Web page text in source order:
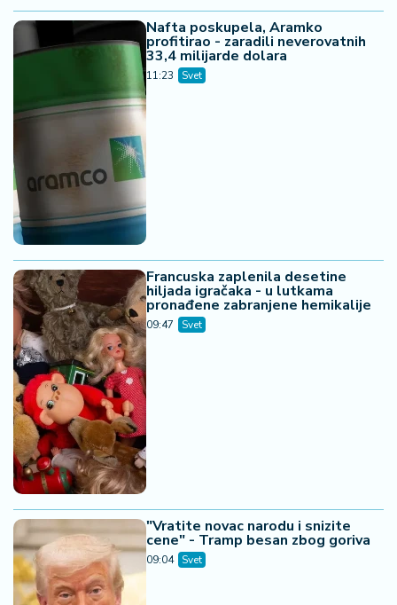
Nafta poskupela, Aramko
profitirao - zaradili neverovatnih
33,4 milijarde dolara
11:23 Svet
Francuska zaplenila desetine
hiljada igračaka - u lutkama
pronađene zabranjene hemikalije
09:47 Svet
"Vratite novac narodu i snizite
cene" - Tramp besan zbog goriva
09:04 Svet